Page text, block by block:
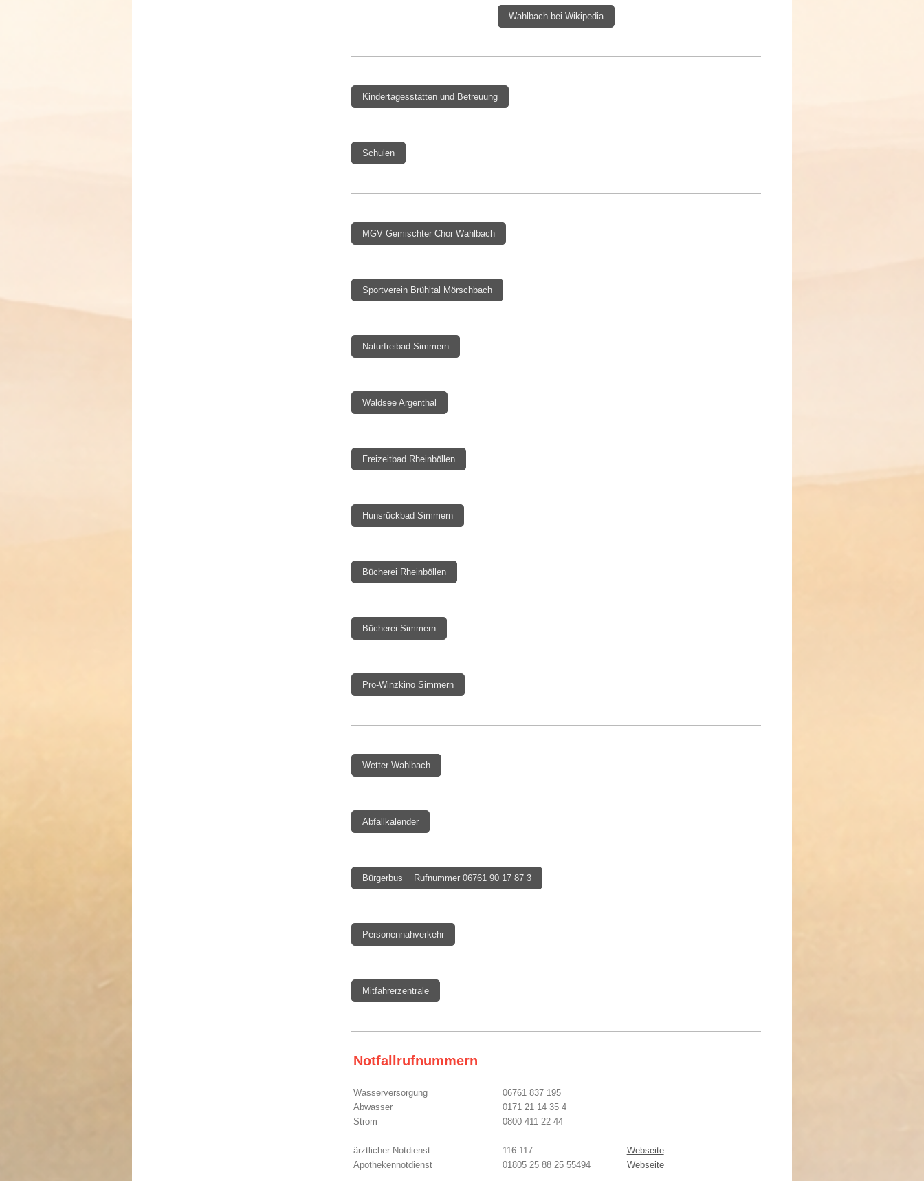
Wahlbach bei Wikipedia
Kindertagesstätten und Betreuung
Schulen
MGV Gemischter Chor Wahlbach
Sportverein Brühltal Mörschbach
Naturfreibad Simmern
Waldsee Argenthal
Freizeitbad Rheinböllen
Hunsrückbad Simmern
Bücherei Rheinböllen
Bücherei Simmern
Pro-Winzkino Simmern
Wetter Wahlbach
Abfallkalender
Bürgerbus Rufnummer 06761 90 17 87 3
Personennahverkehr
Mitfahrerzentrale
Notfallrufnummern
Wasserversorgung
06761 837 195
Abwasser
0171 21 14 35 4
Strom
0800 411 22 44
ärztlicher Notdienst 116 117
Webseite
Apothekennotdienst
01805 25 88 25 55494 Webseite